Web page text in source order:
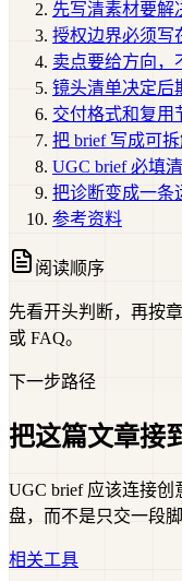
先写清素材要解
授权边界必须写
卖点要给方向，
镜头清单决定后
交付格式和复用
把 brief 写成可
UGC brief 必填
把诊断变成一条
参考资料
阅读顺序
先看开头判断，再按
或 FAQ。
下一步路径
把这篇文章接
UGC brief 应该连接
盘，而不是只交一段脚
相关工具